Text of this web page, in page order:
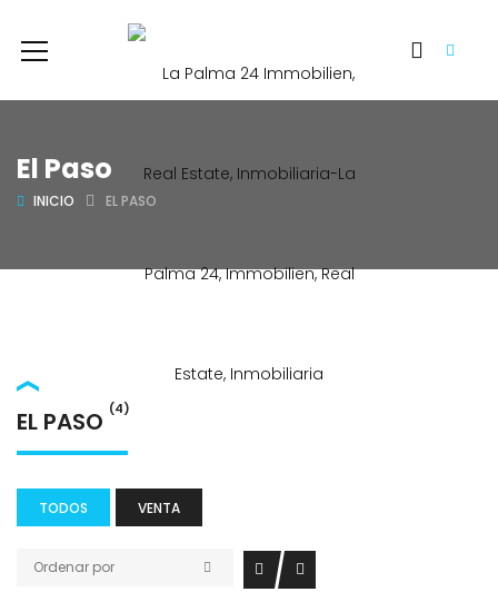
El Paso
INICIO EL PASO
EL PASO (4)
TODOS VENTA
Ordenar por